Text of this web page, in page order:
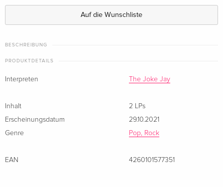
Auf die Wunschliste
BESCHREIBUNG
PRODUKTDETAILS
Interpreten The Joke Jay
Inhalt
2 LPs
Erscheinungsdatum
29.10.2021
Genre
Pop, Rock
EAN 4260101577351